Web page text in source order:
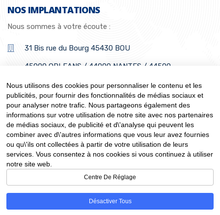
NOS IMPLANTATIONS
Nous sommes à votre écoute :
31 Bis rue du Bourg 45430 BOU
45000 ORLEANS / 44000 NANTES / 44500
06 98 60 17 87
© 2023, Cissolutions.
All Rights Reserved
Politique de confidentialité
Nous utilisons des cookies pour personnaliser le contenu et les
publicités, pour fournir des fonctionnalités de médias sociaux et
pour analyser notre trafic. Nous partageons également des
informations sur votre utilisation de notre site avec nos partenaires
de médias sociaux, de publicité et d\'analyse qui peuvent les
combiner avec d\'autres informations que vous leur avez fournies
ou qu\'ils ont collectées à partir de votre utilisation de leurs
services. Vous consentez à nos cookies si vous continuez à utiliser
notre site web.
Centre De Réglage
Désactiver Tous